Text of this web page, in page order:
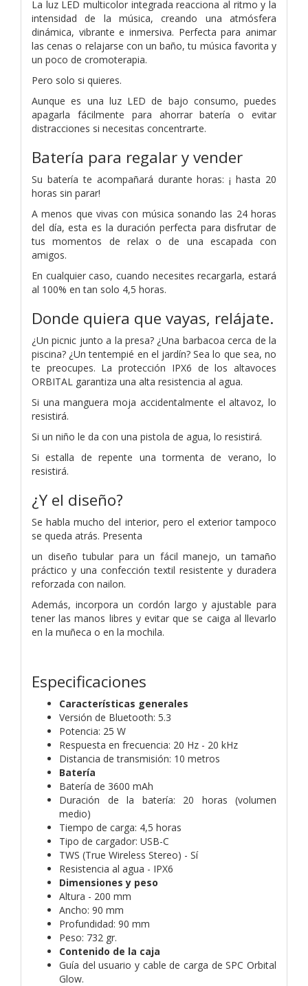
La luz LED multicolor integrada reacciona al ritmo y la
intensidad de la música, creando una atmósfera
dinámica, vibrante e inmersiva. Perfecta para animar
las cenas o relajarse con un baño, tu música favorita y
un poco de cromoterapia.
Pero solo si quieres.
Aunque es una luz LED de bajo consumo, puedes
apagarla fácilmente para ahorrar batería o evitar
distracciones si necesitas concentrarte.
Batería para regalar y vender
Su batería te acompañará durante horas: ¡ hasta 20
horas sin parar!
A menos que vivas con música sonando las 24 horas
del día, esta es la duración perfecta para disfrutar de
tus momentos de relax o de una escapada con
amigos.
En cualquier caso, cuando necesites recargarla, estará
al 100% en tan solo 4,5 horas.
Donde quiera que vayas, relájate.
¿Un picnic junto a la presa? ¿Una barbacoa cerca de la
piscina? ¿Un tentempié en el jardín? Sea lo que sea, no
te preocupes. La protección IPX6 de los altavoces
ORBITAL garantiza una alta resistencia al agua.
Si una manguera moja accidentalmente el altavoz, lo
resistirá.
Si un niño le da con una pistola de agua, lo resistirá.
Si estalla de repente una tormenta de verano, lo
resistirá.
¿Y el diseño?
Se habla mucho del interior, pero el exterior tampoco
se queda atrás. Presenta
un diseño tubular para un fácil manejo, un tamaño
práctico y una confección textil resistente y duradera
reforzada con nailon.
Además, incorpora un cordón largo y ajustable para
tener las manos libres y evitar que se caiga al llevarlo
en la muñeca o en la mochila.
Especificaciones
Características generales
Versión de Bluetooth: 5.3
Potencia: 25 W
Respuesta en frecuencia: 20 Hz - 20 kHz
Distancia de transmisión: 10 metros
Batería
Batería de 3600 mAh
Duración de la batería: 20 horas (volumen
medio)
Tiempo de carga: 4,5 horas
Tipo de cargador: USB-C
TWS (True Wireless Stereo) - Sí
Resistencia al agua - IPX6
Dimensiones y peso
Altura - 200 mm
Ancho: 90 mm
Profundidad: 90 mm
Peso: 732 gr.
Contenido de la caja
Guía del usuario y cable de carga de SPC Orbital
Glow.